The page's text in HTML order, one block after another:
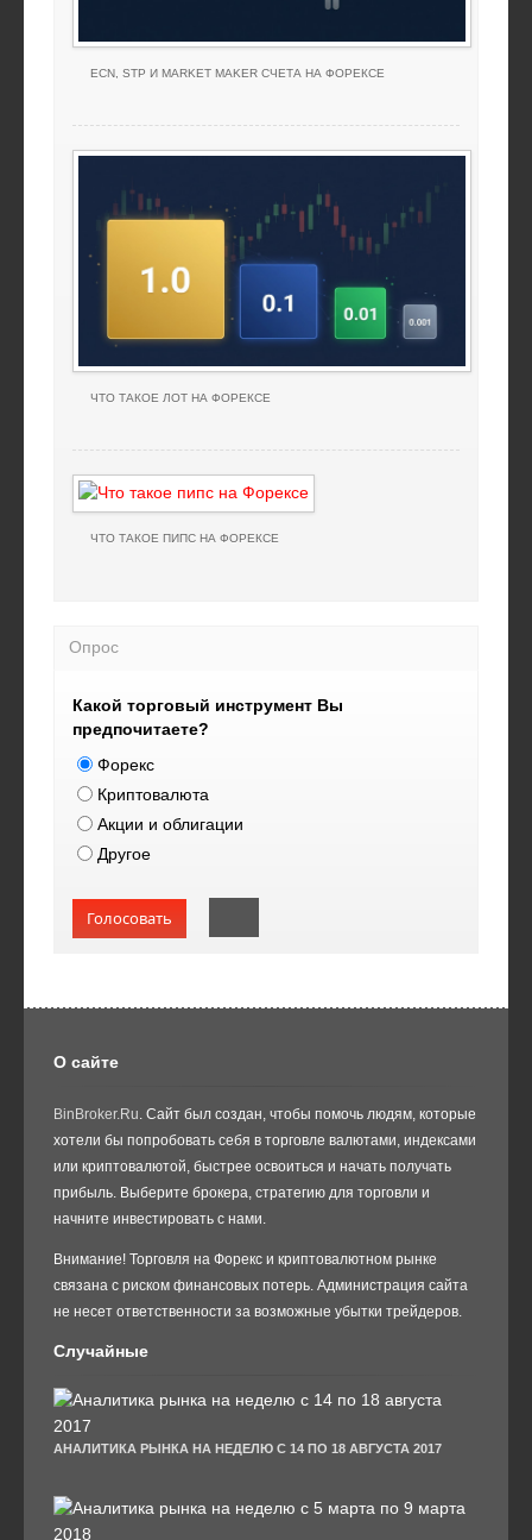
ECN, STP И MARKET MAKER СЧЕТА НА ФОРЕКСЕ
ЧТО ТАКОЕ ЛОТ НА ФОРЕКСЕ
ЧТО ТАКОЕ ПИПС НА ФОРЕКСЕ
Опрос
Какой торговый инструмент Вы
предпочитаете?
Форекс
Криптовалюта
Акции и облигации
Другое
Голосовать
О сайте
BinBroker.Ru. Сайт был создан, чтобы помочь людям, которые
хотели бы попробовать себя в торговле валютами, индексами
или криптовалютой, быстрее освоиться и начать получать
прибыль. Выберите брокера, стратегию для торговли и
начните инвестировать с нами.
Внимание! Торговля на Форекс и криптовалютном рынке
связана с риском финансовых потерь. Администрация сайта
не несет ответственности за возможные убытки трейдеров.
Случайные
АНАЛИТИКА РЫНКА НА НЕДЕЛЮ С 14 ПО 18 АВГУСТА 2017